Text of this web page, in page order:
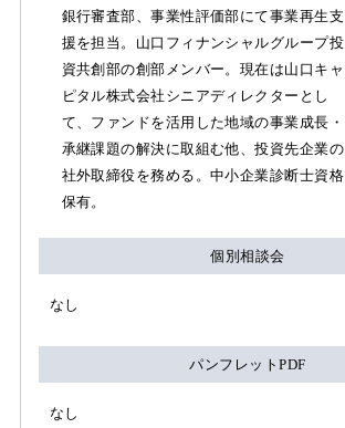
銀行審査部、事業性評価部にて事業再生支
援を担当。山口フィナンシャルグループ投
資共創部の創部メンバー。現在は山口キャ
ピタル株式会社シニアディレクターとし
て、ファンドを活用した地域の事業成長・
承継課題の解決に取組む他、投資先企業の
社外取締役を務める。中小企業診断士資格
保有。
個別相談会
なし
パンフレットPDF
なし